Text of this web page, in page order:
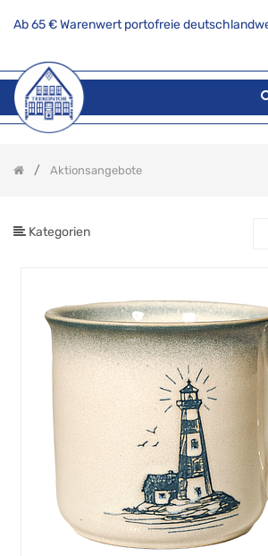
Ab 65 € Warenwert portofreie
Aktionsangebote
Kategorien
PRODUKTKATEGORIE
Alle
Produkte
Aktionsangebote
Gaumenfreuden
Teekannen
Keramikserien
Geschenkartikel